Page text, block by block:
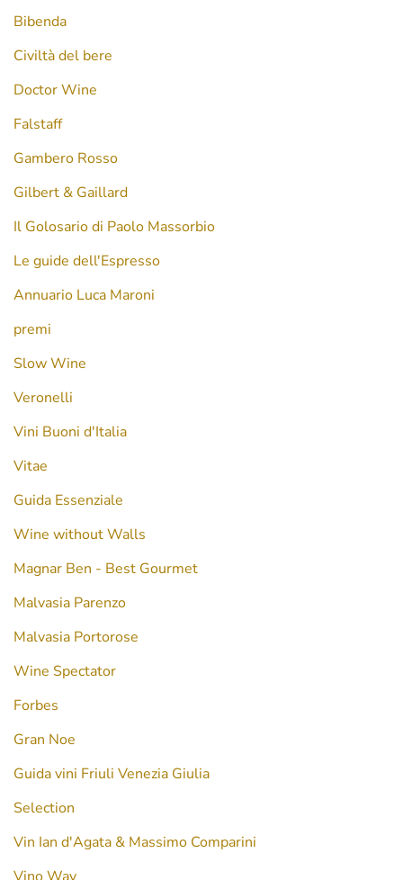
Bibenda
Civiltà del bere
Doctor Wine
Falstaff
Gambero Rosso
Gilbert & Gaillard
Il Golosario di Paolo Massorbio
Le guide dell'Espresso
Annuario Luca Maroni
premi
Slow Wine
Veronelli
Vini Buoni d'Italia
Vitae
Guida Essenziale
Wine without Walls
Magnar Ben - Best Gourmet
Malvasia Parenzo
Malvasia Portorose
Wine Spectator
Forbes
Gran Noe
Guida vini Friuli Venezia Giulia
Selection
Vin Ian d'Agata & Massimo Comparini